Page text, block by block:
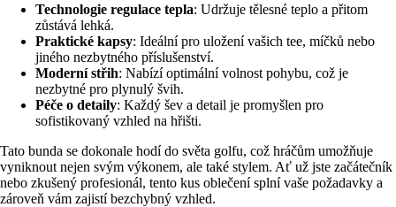
Technologie regulace tepla: Udržuje tělesné teplo a přitom
zůstává lehká.
Praktické kapsy: Ideální pro uložení vašich tee, míčků nebo
jiného nezbytného příslušenství.
Moderní střih: Nabízí optimální volnost pohybu, což je
nezbytné pro plynulý švih.
Péče o detaily: Každý šev a detail je promyšlen pro
sofistikovaný vzhled na hřišti.
Tato bunda se dokonale hodí do světa golfu, což hráčům umožňuje
vyniknout nejen svým výkonem, ale také stylem. Ať už jste začátečník
nebo zkušený profesionál, tento kus oblečení splní vaše požadavky a
zároveň vám zajistí bezchybný vzhled.